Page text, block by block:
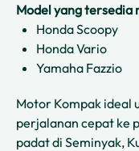
Model yang tersedia
Honda Scoopy
Honda Vario
Yamaha Fazzio
Motor Kompak ideal
perjalanan cepat ke
padat di Seminyak,